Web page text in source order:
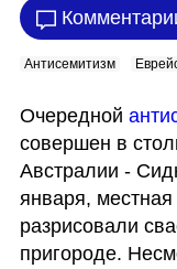
Антисемитизм
Очередной
совершен в
Австралии -
января,
разрисовали
пригороде.